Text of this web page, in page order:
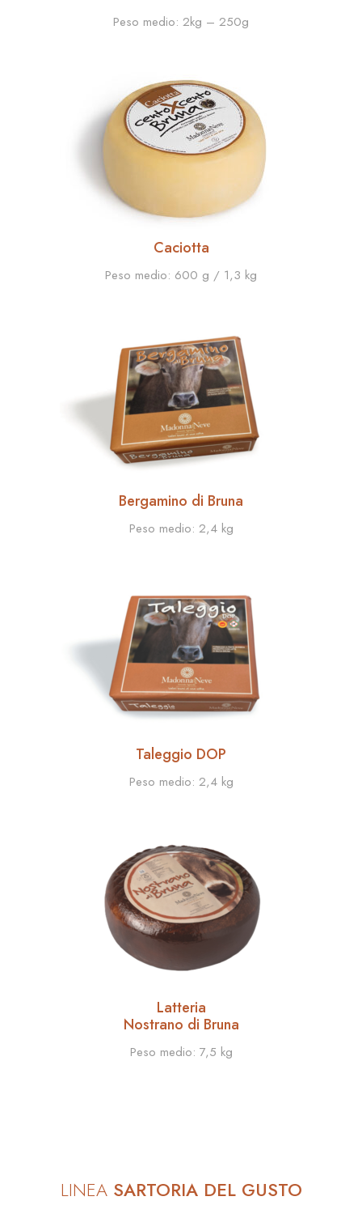
Peso medio: 2kg – 250g
Caciotta
Peso medio: 600 g / 1,3 kg
Bergamino di Bruna
Peso medio: 2,4 kg
Taleggio DOP
Peso medio: 2,4 kg
Latteria
Nostrano di Bruna
Peso medio: 7,5 kg
LINEA SARTORIA DEL GUSTO